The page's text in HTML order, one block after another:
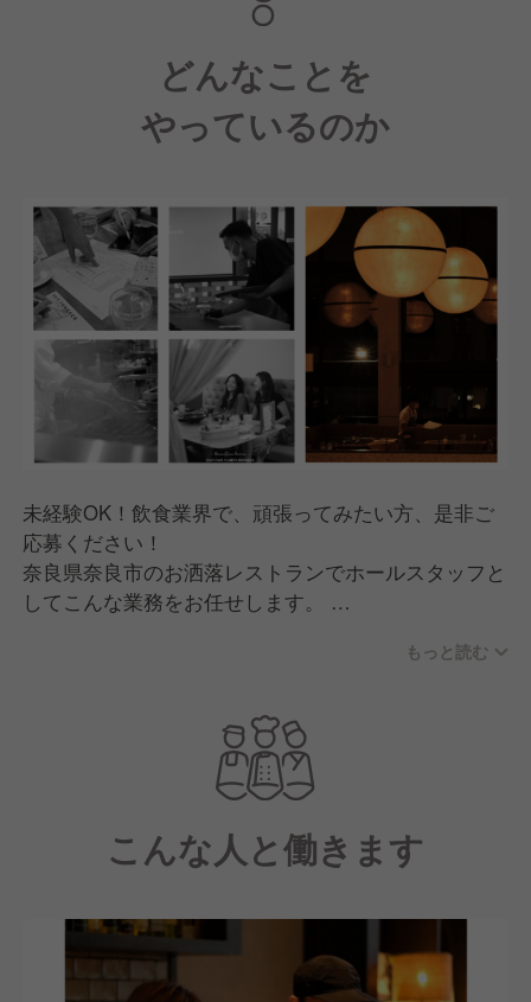
どんなことを
やっているのか
未経験OK！飲食業界で、頑張ってみたい方、是非ご
応募ください！
奈良県奈良市のお洒落レストランでホールスタッフと
してこんな業務をお任せします。
『ベビーフェイス スカイテラス 奈良本店』
入社後はあなたのスピードに合わせてビジネスマナー
研修、サービス研修など丁寧に教えていきます！
スタッフの半数が飲食未経験スタート。
複数種から選べる無料のまかないあり？
シーズンごとの新メニューも食べれるので
味を覚えてお客様にも説明できるようになりますよ！
もっと読む
こんな人と働きます